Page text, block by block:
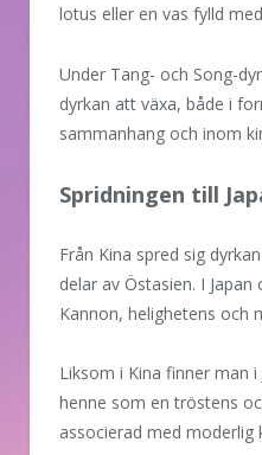
lotus eller en vas fylld
Under Tang- och Song-
dyrkan att växa, både i
sammanhang och inom
Spridningen till
Från Kina spred sig
delar av Östasien. I
Kannon, helighetens och
Liksom i Kina finner man i
henne som en tröstens
associerad med moderlig